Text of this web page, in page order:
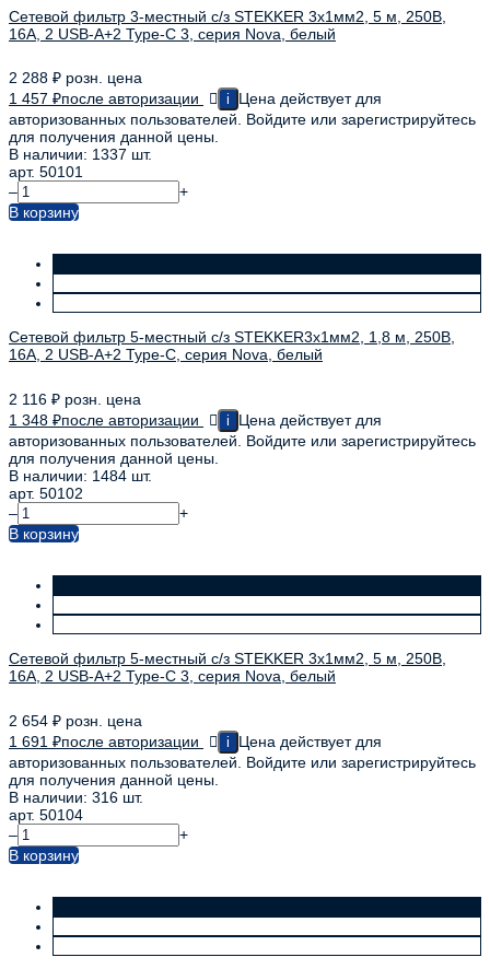
Сетевой фильтр 3-местный с/з STEKKER 3x1мм2, 5 м, 250В,
16А, 2 USB-A+2 Type-C 3, серия Nova, белый
2 288 ₽ розн. цена
1 457 ₽после авторизации i
Цена действует для
авторизованных пользователей. Войдите или зарегистрируйтесь
для получения данной цены.
В наличии: 1337 шт.
арт. 50101
–
+
В корзину
Сетевой фильтр 5-местный с/з STEKKER3x1мм2, 1,8 м, 250В,
16А, 2 USB-A+2 Type-C, серия Nova, белый
2 116 ₽ розн. цена
1 348 ₽после авторизации i
Цена действует для
авторизованных пользователей. Войдите или зарегистрируйтесь
для получения данной цены.
В наличии: 1484 шт.
арт. 50102
–
+
В корзину
Сетевой фильтр 5-местный с/з STEKKER 3x1мм2, 5 м, 250В,
16А, 2 USB-A+2 Type-C 3, серия Nova, белый
2 654 ₽ розн. цена
1 691 ₽после авторизации i
Цена действует для
авторизованных пользователей. Войдите или зарегистрируйтесь
для получения данной цены.
В наличии: 316 шт.
арт. 50104
–
+
В корзину